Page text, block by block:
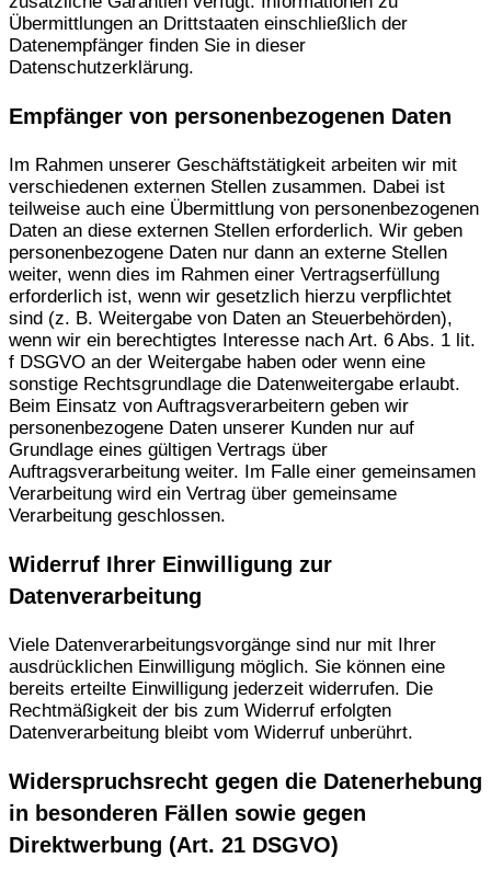
Übermittlungen an Drittstaaten einschließlich der
Datenempfänger finden Sie in dieser
Datenschutzerklärung.
Empfänger von personenbezogenen Daten
Im Rahmen unserer Geschäftstätigkeit arbeiten wir mit
verschiedenen externen Stellen zusammen. Dabei ist
teilweise auch eine Übermittlung von personenbezogenen
Daten an diese externen Stellen erforderlich. Wir geben
personenbezogene Daten nur dann an externe Stellen
weiter, wenn dies im Rahmen einer Vertragserfüllung
erforderlich ist, wenn wir gesetzlich hierzu verpflichtet
sind (z. B. Weitergabe von Daten an Steuerbehörden),
wenn wir ein berechtigtes Interesse nach Art. 6 Abs. 1 lit.
f DSGVO an der Weitergabe haben oder wenn eine
sonstige Rechtsgrundlage die Datenweitergabe erlaubt.
Beim Einsatz von Auftragsverarbeitern geben wir
personenbezogene Daten unserer Kunden nur auf
Grundlage eines gültigen Vertrags über
Auftragsverarbeitung weiter. Im Falle einer gemeinsamen
Verarbeitung wird ein Vertrag über gemeinsame
Verarbeitung geschlossen.
Widerruf Ihrer Einwilligung zur
Datenverarbeitung
Viele Datenverarbeitungsvorgänge sind nur mit Ihrer
ausdrücklichen Einwilligung möglich. Sie können eine
bereits erteilte Einwilligung jederzeit widerrufen. Die
Rechtmäßigkeit der bis zum Widerruf erfolgten
Datenverarbeitung bleibt vom Widerruf unberührt.
Widerspruchsrecht gegen die Datenerhebung
in besonderen Fällen sowie gegen
Direktwerbung (Art. 21 DSGVO)